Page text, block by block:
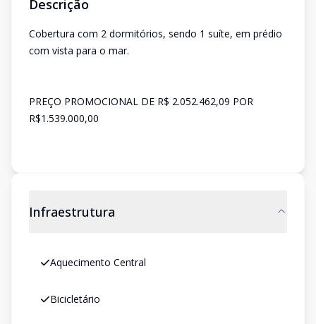
Descrição
Cobertura com 2 dormitórios, sendo 1 suíte, em prédio
com vista para o mar.
PREÇO PROMOCIONAL DE R$ 2.052.462,09 POR
R$1.539.000,00
Infraestrutura
Aquecimento Central
Bicicletário